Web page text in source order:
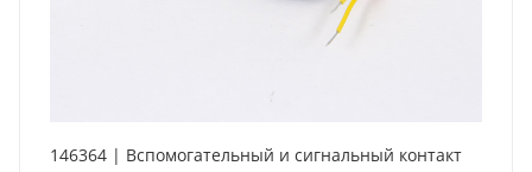
146364 | Вспомогательный и сигнальный контакт